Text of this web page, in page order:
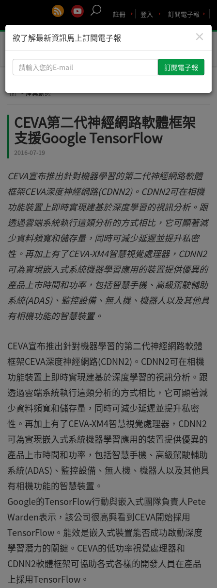
訂閱電子報
登入
註冊
Toggle
> 產業動態
CEVA第二代神經網路軟體框架
支援Google TensorFlow
2016-07-19
CEVA宣布推出針對機器學習的第二代神經網路軟體
框架CEVA深度神經網路(CDNN2)。CDNN2可在相機
功能裝置上即時實現建基於深度學習的視訊分析。跟
透過雲端系統執行這類分析的方式相比，它可顯著減
少資料頻寬和儲存量，同時可減少延遲並提升私密
性。再加上有了CEVA-XM4智慧視覺處理器，CDNN2
可為實現嵌入式系統機器學習應用的裝置提供優異的
產品上市時間和功率，包括智慧手機、高級駕駛輔助
系統(ADAS)、監控設備、無人機、機器人以及其他具
有相機功能的智慧裝置。
CEVA宣布推出針對機器學習的第二代神經網路軟體
框架CEVA深度神經網路(CDNN2)。CDNN2可在相機
功能裝置上即時實現建基於深度學習的視訊分析。跟
透過雲端系統執行這類分析的方式相比，它可顯著減
少資料頻寬和儲存量，同時可減少延遲並提升私密
性。再加上有了CEVA-XM4智慧視覺處理器，CDNN2
可為實現嵌入式系統機器學習應用的裝置提供優異的
產品上市時間和功率，包括智慧手機、高級駕駛輔助
系統(ADAS)、監控設備、無人機、機器人以及其他具
有相機功能的智慧裝置。
Google的TensorFlow行動與嵌入式團隊負責人Pete
Warden表示，該公司很高興看到CEVA開始採用
TensorFlow。能效是嵌入式裝置能否成功啟動深度
學習潛力的關鍵。CEVA的低功率視覺處理器和
CDNN2軟體框架可協助各式各樣的開發人員在產品
上採用TensorFlow。
×
欲了解最新資訊馬上訂閱電子報
請
輸
您
E-
mail